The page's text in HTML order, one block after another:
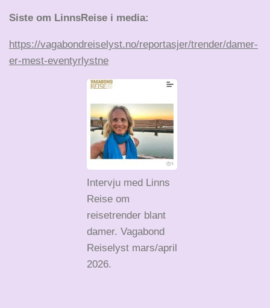
Siste om LinnsReise i media:
https://vagabondreiselyst.no/reportasjer/trender/damer-
er-mest-eventyrlystne
Intervju med Linns
Reise om
reisetrender blant
damer. Vagabond
Reiselyst mars/april
2026.